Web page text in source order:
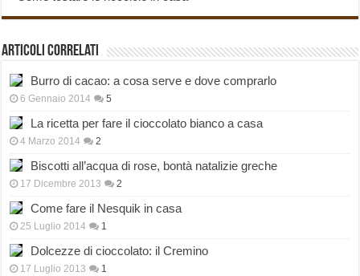
Articoli correlati
Burro di cacao: a cosa serve e dove comprarlo
6 Gennaio 2014 5
La ricetta per fare il cioccolato bianco a casa
4 Marzo 2014 2
Biscotti all’acqua di rose, bontà natalizie greche
17 Dicembre 2013 2
Come fare il Nesquik in casa
25 Luglio 2014 1
Dolcezze di cioccolato: il Cremino
17 Luglio 2013 1